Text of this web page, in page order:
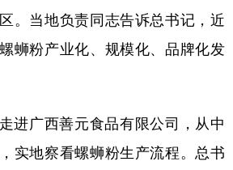
。当地负责同志告诉总书记，近
蛳粉产业化、规模化、品牌化发
广西善元食品有限公司，从中
实地察看螺蛳粉生产流程。总书